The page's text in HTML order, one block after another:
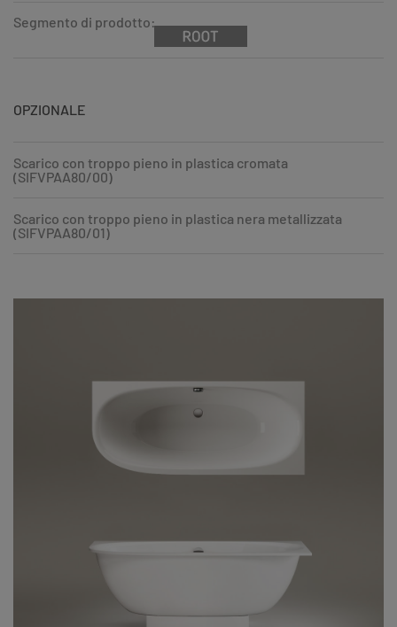
Segmento di prodotto:
OPZIONALE
Scarico con troppo pieno in plastica cromata
(SIFVPAA80/00)
Scarico con troppo pieno in plastica nera metallizzata
(SIFVPAA80/01)